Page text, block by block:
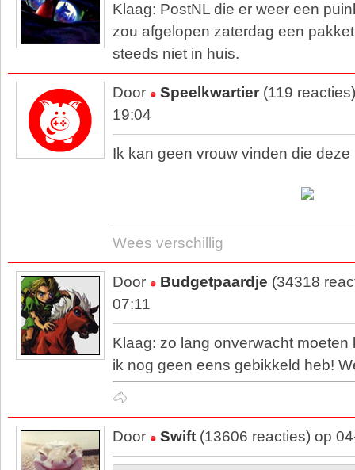
Klaag: PostNL die er weer een
zou afgelopen zaterdag een
steeds niet in huis.
Door Speelkwartier (119
19:04
Ik kan geen vrouw vinden die deze
Wees verschillig
Door Budgetpaardje (34318
07:11
Klaag: zo lang onverwacht moeten
ik nog geen eens gebikkeld heb!
🐴
Door Swift (13606 reacties) op